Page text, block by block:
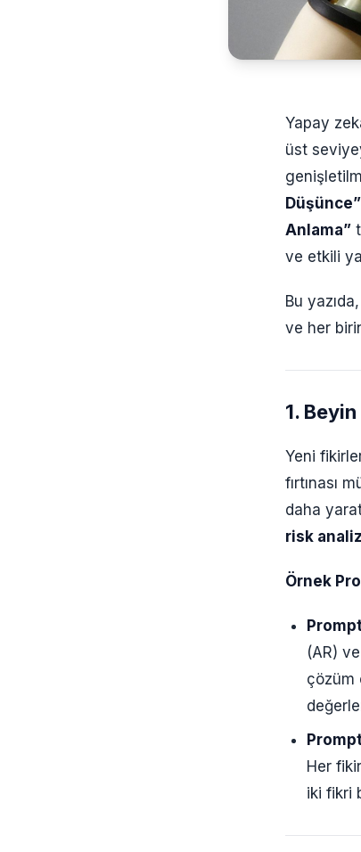
Yapay
üst
Düşünce”
Anlama”
ve etkili
Bu
ve her
1. Beyin
Yeni
fırtınası
daha
risk
Örnek
(AR)
çözüm
Her
iki fikri